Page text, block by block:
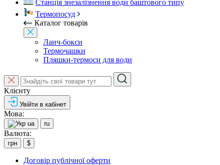
Станція знезалізнення води баштового типу
Термопосуд
Каталог товарів
Ланч-бокси
Термочашки
Пляшки-термоси для води
Клієнту
Увійти в кабінет
Мова:
ua ru
Валюта:
грн $
Договір публічної оферти